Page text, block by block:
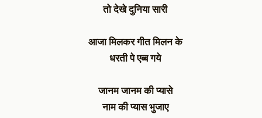
तो देखे दुनिया सारी
आजा मिलकर गीत मिलन के
धरती पे एब्ब गये
जानम जानम की प्यासे
नाम की प्यास भुजाए